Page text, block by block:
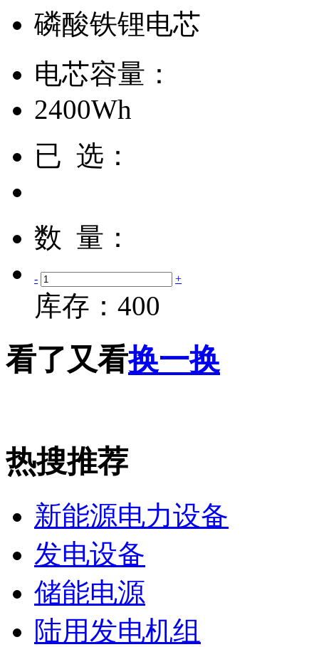
磷酸铁锂电芯
电芯容量：
2400Wh
已 选：
数 量：
- +
库存： 400
看了又看换一换
热搜推荐
新能源电力设备
发电设备
储能电源
陆用发电机组